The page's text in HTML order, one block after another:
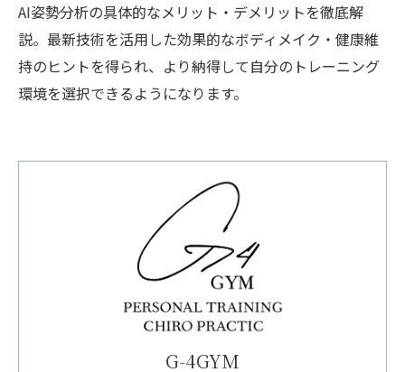
AI姿勢分析の具体的なメリット・デメリットを徹底解
説。最新技術を活用した効果的なボディメイク・健康維
持のヒントを得られ、より納得して自分のトレーニング
環境を選択できるようになります。
G-4GYM